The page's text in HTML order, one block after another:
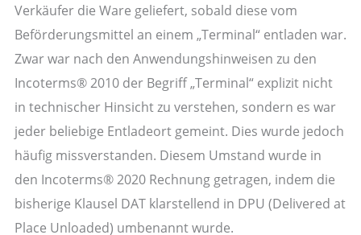
Verkäufer die Ware geliefert, sobald diese vom
Beförderungsmittel an einem „Terminal“ entladen war.
Zwar war nach den Anwendungshinweisen zu den
Incoterms® 2010 der Begriff „Terminal“ explizit nicht
in technischer Hinsicht zu verstehen, sondern es war
jeder beliebige Entladeort gemeint. Dies wurde jedoch
häufig missverstanden. Diesem Umstand wurde in
den Incoterms® 2020 Rechnung getragen, indem die
bisherige Klausel DAT klarstellend in DPU (Delivered at
Place Unloaded) umbenannt wurde.